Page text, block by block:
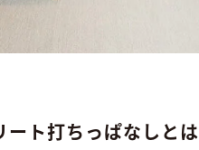
ート打ちっぱなしとは